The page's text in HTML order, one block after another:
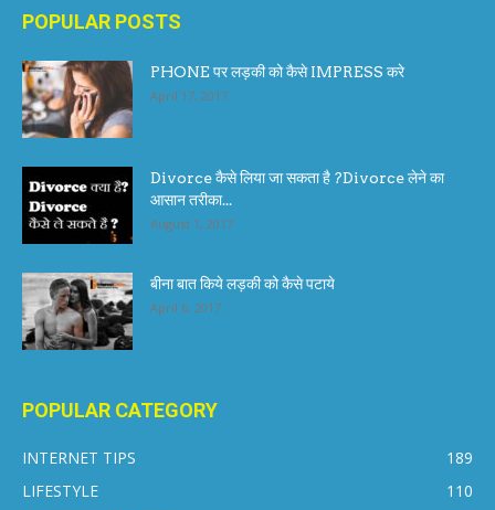
POPULAR POSTS
PHONE पर लड़की को कैसे IMPRESS करे
April 17, 2017
Divorce कैसे लिया जा सकता है ?Divorce लेने का
आसान तरीका...
August 1, 2017
बीना बात किये लड़की को कैसे पटाये
April 6, 2017
POPULAR CATEGORY
INTERNET TIPS
189
LIFESTYLE
110